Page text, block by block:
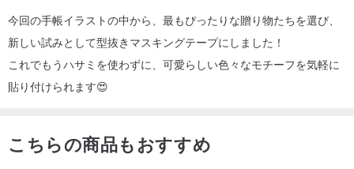
今回の手帳イラストの中から、最もぴったりな贈り物たちを選び、
新しい試みとして型抜きマスキングテープにしました！
これでもうハサミを使わずに、可愛らしい色々なモチーフを気軽に
貼り付けられます😍
こちらの商品もおすすめ